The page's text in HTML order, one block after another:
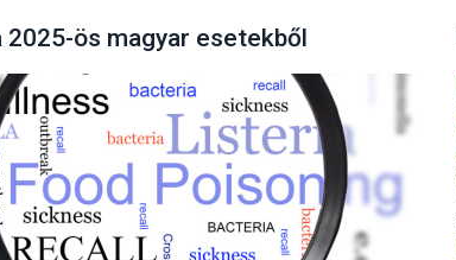
2025-ös magyar esetekből